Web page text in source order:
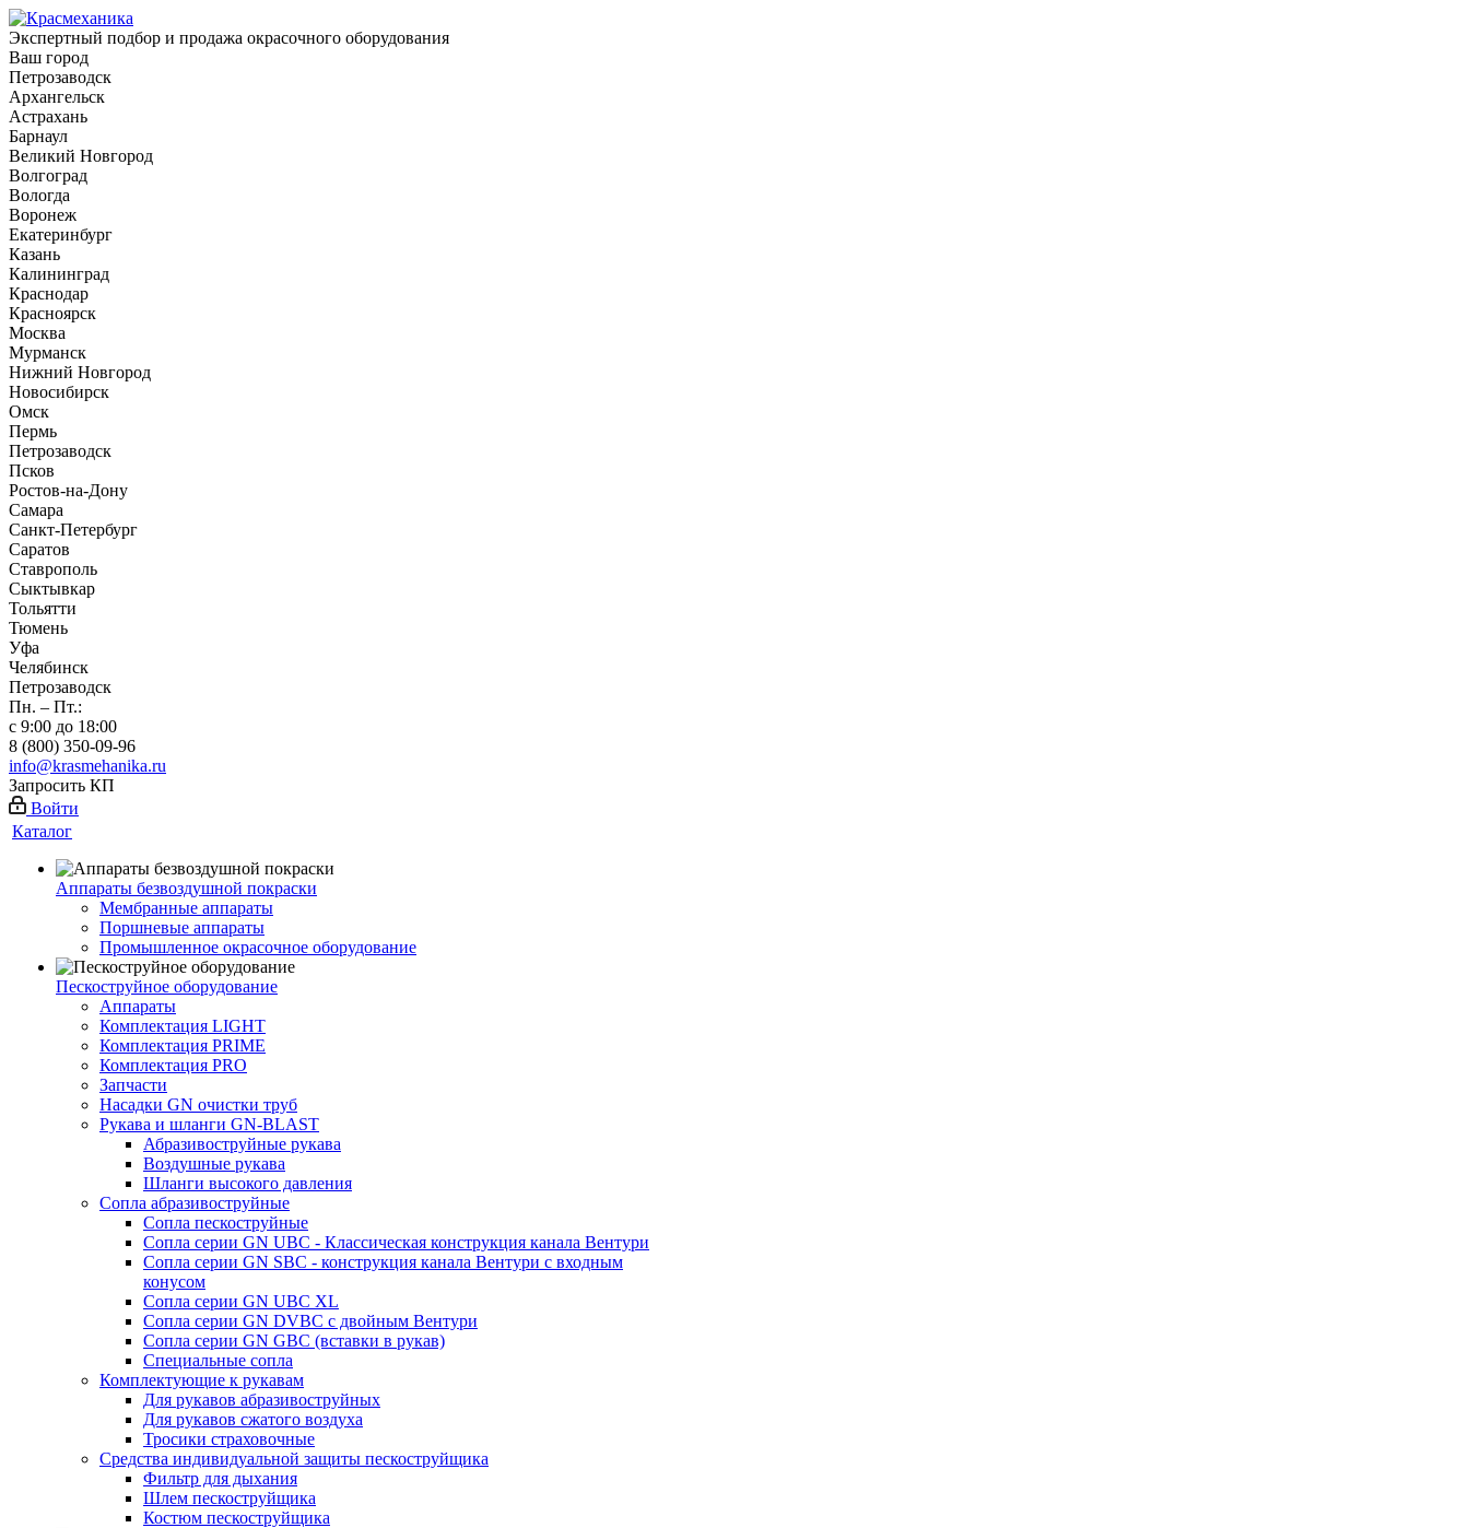
Экспертный подбор и продажа окрасочного оборудования
Ваш город
Петрозаводск
Архангельск
Астрахань
Барнаул
Великий Новгород
Волгоград
Вологда
Воронеж
Екатеринбург
Казань
Калининград
Краснодар
Красноярск
Москва
Мурманск
Нижний Новгород
Новосибирск
Омск
Пермь
Петрозаводск
Псков
Ростов-на-Дону
Самара
Санкт-Петербург
Саратов
Ставрополь
Сыктывкар
Тольятти
Тюмень
Уфа
Челябинск
Петрозаводск
Пн. – Пт.:
с 9:00 до 18:00
8 (800) 350-09-96
info@krasmehanika.ru
Запросить КП
Войти
Каталог
Аппараты безвоздушной покраски
Мембранные аппараты
Поршневые аппараты
Промышленное окрасочное оборудование
Пескоструйное оборудование
Аппараты
Комплектация LIGHT
Комплектация PRIME
Комплектация PRO
Запчасти
Насадки GN очистки труб
Рукава и шланги GN-BLAST
Абразивоструйные рукава
Воздушные рукава
Шланги высокого давления
Сопла абразивоструйные
Сопла пескоструйные
Сопла серии GN UBC - Классическая конструкция канала Вентури
Сопла серии GN SBC - конструкция канала Вентури c входным
конусом
Сопла серии GN UBC XL
Сопла серии GN DVBC с двойным Вентури
Сопла серии GN GBC (вставки в рукав)
Специальные сопла
Комплектующие к рукавам
Для рукавов абразивоструйных
Для рукавов сжатого воздуха
Тросики страховочные
Средства индивидуальной защиты пескоструйщика
Фильтр для дыхания
Шлем пескоструйщика
Костюм пескоструйщика